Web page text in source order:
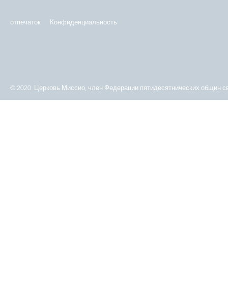
отпечаток Конфиденциальность
© 2020 Церковь Миссио, член Федерации пятидесятнических общин